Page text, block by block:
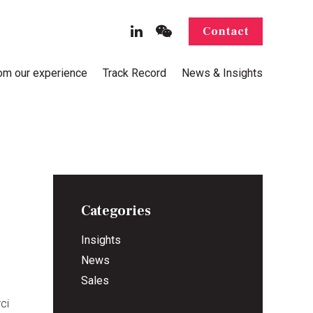
Contact
our experience Track Record News & Insights
Categories
Insights
News
Sales